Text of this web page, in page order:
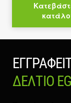
ΔΕΛΤΊΟ